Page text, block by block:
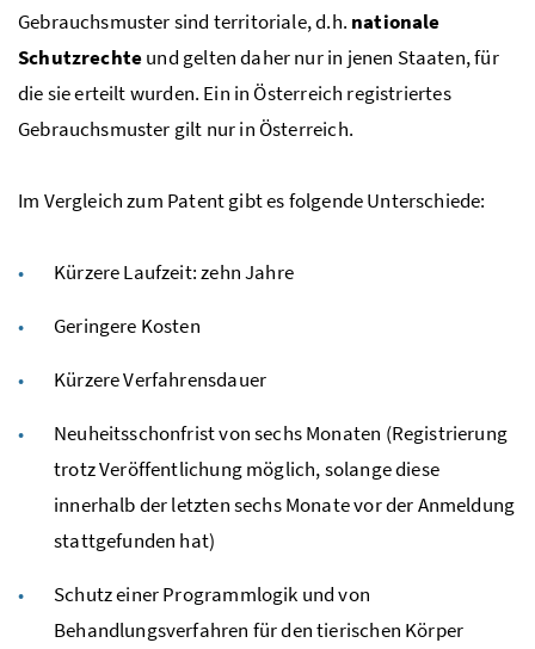
Gebrauchsmuster sind territoriale,d.h. nationale
Schutzrechteund gelten daher nur in jenen Staaten, für
die sie erteilt wurden. Ein in Österreich registriertes
Gebrauchsmuster gilt nur in Österreich.
Im Vergleich zum Patent gibt es folgende Unterschiede:
Kürzere Laufzeit: zehn Jahre
Geringere Kosten
Kürzere Verfahrensdauer
Neuheitsschonfrist von sechs Monaten (Registrierung
trotz Veröffentlichung möglich, solange diese
innerhalb der letzten sechs Monate vor der Anmeldung
stattgefunden hat)
Schutz einer Programmlogik und von
Behandlungsverfahren für den tierischen Körper